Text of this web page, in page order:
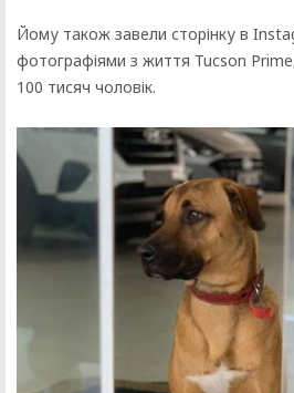
Йому також завели сторінку в
фотографіями з життя Tucson Prime,
100 тисяч чоловік.